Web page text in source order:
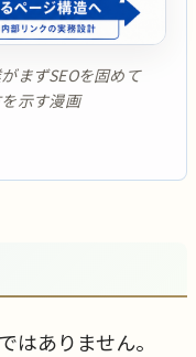
まずSEOを固めて
示す漫画
はありません。